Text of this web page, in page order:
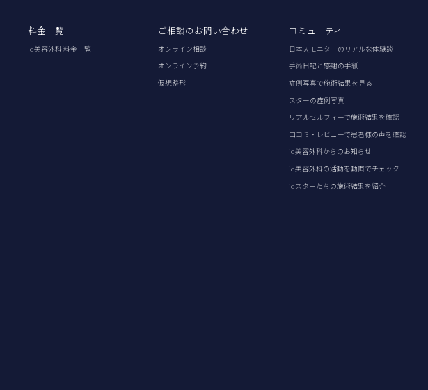
料金一覧
id美容外科 料金一覧
ご相談のお問い合わせ
オンライン相談
オンライン予約
仮想整形
コミュニティ
日本人モニターのリアルな体験談
手術日記と感謝の手紙
症例写真で施術結果を見る
スターの症例写真
リアルセルフィーで施術結果を確認
口コミ・レビューで患者様の声を確認
id美容外科からのお知らせ
id美容外科の活動を動画でチェック
idスターたちの施術結果を紹介